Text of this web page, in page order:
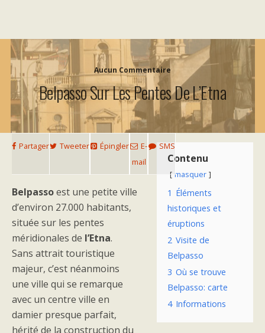
Aucun Commentaire
Belpasso Sur Les Pentes De L’Etna
Contenu
masquer
1 Éléments
historiques et
éruptions
2 Visite de
Belpasso
3 Où se trouve
Belpasso: carte
4 Informations
Partager Tweeter Épingler
E-
mail
SMS
Belpassoest une petite ville
d’environ 27.000 habitants,
située sur les pentes
méridionales de l’Etna.
Sans attrait touristique
majeur, c’est néanmoins
une ville qui se remarque
avec un centre ville en
damier presque parfait,
hérité de la construction du